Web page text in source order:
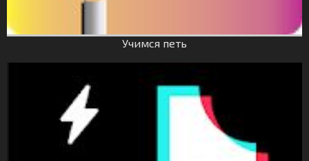
Учимся петь